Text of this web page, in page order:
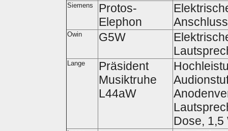
Siemens
Protos-
Elephon
Owin G5W
Lange
Präsident
Musiktruhe
L44aW
Dose, 1,5